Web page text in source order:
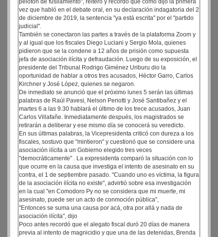
pelotón de fusilamiento", reiteró y recordó que como dijo la primera
vez que habló en el debate oral, en su declaración indagatoria del 2
de diciembre de 2019, la sentencia "ya está escrita" por el "partido
judicial".
También se conectaron las partes a través de la plataforma Zoom y
y al igual que los fiscales Diego Luciani y Sergio Mola, quienes
pidieron que se la condene a 12 años de prisión como supuesta
jefa de asociación ilícita y defraudación. Luego de su exposición, el
presidente del Tribunal Rodrigo Giménez Uriburu dio la
oportunidad de hablar a otros tres acusados, Héctor Garro, Carlos
Kirchner y José López, quienes se negaron.
De inmediato se anunció que el próximo lunes 5 serán las últimas
palabras de Raúl Pavesi, Nelson Periotti y José Santibañez y el
martes 6 a las 9.30 hablará el último de los trece acusados, Juan
Carlos Villafañe. Inmediatamente después, los magistrados se
retirarán a deliberar y ese mismo día se conocerá su veredicto.
En sus últimas palabras, la Vicepresidenta criticó con dureza a los
fiscales, sostuvo que "mintieron" y cuestionó que se considere una
asociación ilícita a un Gobierno elegido tres veces
"democráticamente" . La expresidenta comparó la situación con lo
que ocurre en la causa que investiga el intento de asesinato en su
contra, el 1 de septiembre pasado. "Cuando uno es víctima, la figura
de la asociación ilícita no existe", advirtió sobre esa investigación
en la cual "en Comodoro Py no se considera que mi muerte, mi
asesinato, puede ser un acto de conmoción pública",
"Entonces se suma una causa por acá, otra por allá y nada de
asociación ilícita", dijo
Poco antes recordó que el alegato fiscal duró 20 días de manera
previa al intento de magnicidio y que una de las detenidas, Brenda